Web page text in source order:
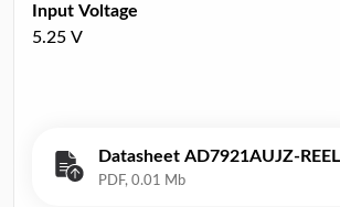
Input Voltage
5.25 V
Datasheet AD7921AUJZ-